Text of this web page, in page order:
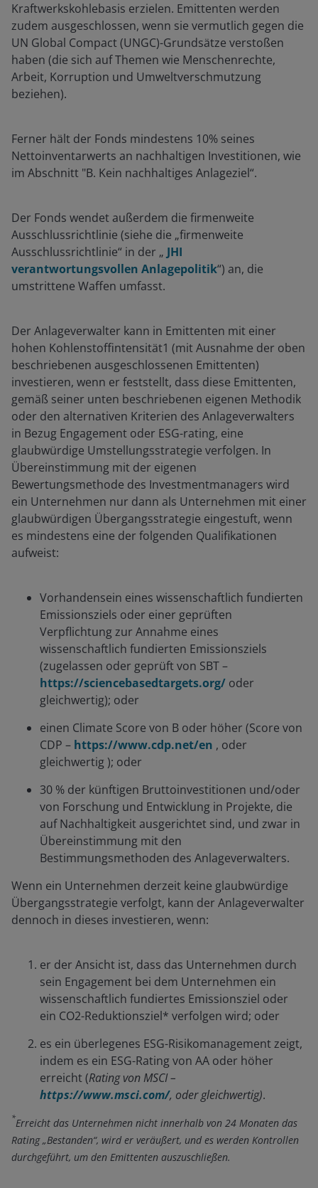
Kraftwerkskohlebasis erzielen. Emittenten werden
zudem ausgeschlossen, wenn sie vermutlich gegen die
UN Global Compact (UNGC)-Grundsätze verstoßen
haben (die sich auf Themen wie Menschenrechte,
Arbeit, Korruption und Umweltverschmutzung
beziehen).
Ferner hält der Fonds mindestens 10% seines
Nettoinventarwerts an nachhaltigen Investitionen, wie
im Abschnitt "B. Kein nachhaltiges Anlageziel“.
Der Fonds wendet außerdem die firmenweite
Ausschlussrichtlinie (siehe die „firmenweite
Ausschlussrichtlinie“ in der „ JHI
verantwortungsvollen Anlagepolitik“) an, die
umstrittene Waffen umfasst.
Der Anlageverwalter kann in Emittenten mit einer
hohen Kohlenstoffintensität1 (mit Ausnahme der oben
beschriebenen ausgeschlossenen Emittenten)
investieren, wenn er feststellt, dass diese Emittenten,
gemäß seiner unten beschriebenen eigenen Methodik
oder den alternativen Kriterien des Anlageverwalters
in Bezug Engagement oder ESG-rating, eine
glaubwürdige Umstellungsstrategie verfolgen. In
Übereinstimmung mit der eigenen
Bewertungsmethode des Investmentmanagers wird
ein Unternehmen nur dann als Unternehmen mit einer
glaubwürdigen Übergangsstrategie eingestuft, wenn
es mindestens eine der folgenden Qualifikationen
aufweist:
Vorhandensein eines wissenschaftlich fundierten
Emissionsziels oder einer geprüften
Verpflichtung zur Annahme eines
wissenschaftlich fundierten Emissionsziels
(zugelassen oder geprüft von SBT –
https://sciencebasedtargets.org/ oder
gleichwertig); oder
einen Climate Score von B oder höher (Score von
CDP – https://www.cdp.net/en , oder
gleichwertig ); oder
30 % der künftigen Bruttoinvestitionen und/oder
von Forschung und Entwicklung in Projekte, die
auf Nachhaltigkeit ausgerichtet sind, und zwar in
Übereinstimmung mit den
Bestimmungsmethoden des Anlageverwalters.
Wenn ein Unternehmen derzeit keine glaubwürdige
Übergangsstrategie verfolgt, kann der Anlageverwalter
dennoch in dieses investieren, wenn:
er der Ansicht ist, dass das Unternehmen durch
sein Engagement bei dem Unternehmen ein
wissenschaftlich fundiertes Emissionsziel oder
ein CO2-Reduktionsziel* verfolgen wird; oder
es ein überlegenes ESG-Risikomanagement zeigt,
indem es ein ESG-Rating von AA oder höher
erreicht (Rating von MSCI –
https://www.msci.com/, oder gleichwertig).
*Erreicht das Unternehmen nicht innerhalb von 24 Monaten das
Rating „Bestanden“, wird er veräußert, und es werden Kontrollen
durchgeführt, um den Emittenten auszuschließen.